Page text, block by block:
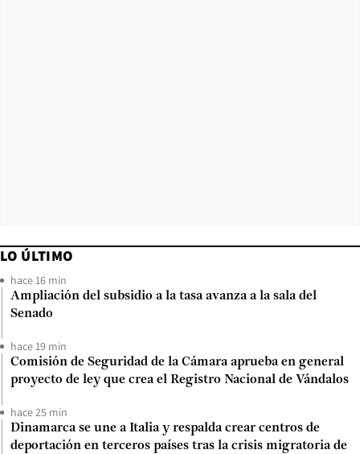
LO ÚLTIMO
hace 16 min
Ampliación del subsidio a la tasa avanza a la sala del
Senado
hace 19 min
Comisión de Seguridad de la Cámara aprueba en general
proyecto de ley que crea el Registro Nacional de Vándalos
hace 25 min
Dinamarca se une a Italia y respalda crear centros de
deportación en terceros países tras la crisis migratoria de